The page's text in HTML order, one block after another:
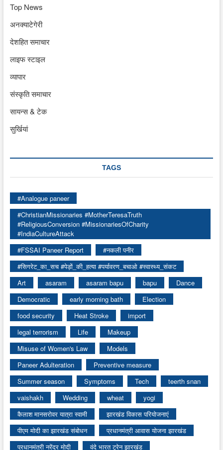
Top News
अनक्याटेगेरी
देशहित समाचार
लाइफ स्टाइल
व्यापार
संस्कृति समाचार
सायन्स & टेक
सुर्खियां
TAGS
#Analogue paneer
#ChristianMissionaries #MotherTeresaTruth
#ReligiousConversion #MissionariesOfCharity
#IndiaCultureAttack
#FSSAI Paneer Report
#नकली पनीर
#सिगरेट_का_सच #पेड़ों_की_हत्या #पर्यावरण_बचाओ #स्वास्थ्य_संकट
Art
asaram asaram bapu bapu
Dance
Democratic
early morning bath
Election
food security
Heat Stroke
import
legal terrorism
Life
Makeup
Misuse of Women's Law
Models
Paneer Adulteration
Preventive measure
Summer season
Symptoms Tech
teerth snan
vaishakh
Wedding wheat
yogi
कैलाश मानसरोवर यात्रा स्वामी
झारखंड विकास परियोजनाएं
पीएम मोदी का झारखंड संबोधन
प्रधानमंत्री आवास योजना झारखंड
प्रधानमंत्री नरेंद्र मोदी
वंदे भारत ट्रेन झारखंड